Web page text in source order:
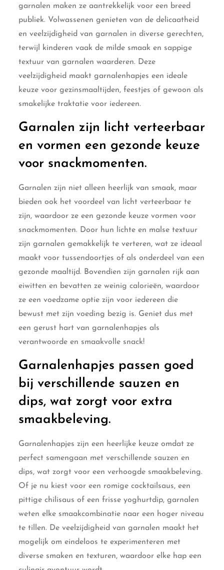
garnalen maken ze aantrekkelijk voor een breed
publiek. Volwassenen genieten van de delicaatheid
en veelzijdigheid van garnalen in diverse gerechten,
terwijl kinderen vaak de milde smaak en sappige
textuur van garnalen waarderen. Deze
veelzijdigheid maakt garnalenhapjes een ideale
keuze voor gezinsmaaltijden, feestjes of gewoon als
smakelijke traktatie voor iedereen.
Garnalen zijn licht verteerbaar
en vormen een gezonde keuze
voor snackmomenten.
Garnalen zijn niet alleen heerlijk van smaak, maar
bieden ook het voordeel van licht verteerbaar te
zijn, waardoor ze een gezonde keuze vormen voor
snackmomenten. Door hun lichte en malse textuur
zijn garnalen gemakkelijk te verteren, wat ze ideaal
maakt voor tussendoortjes of als onderdeel van een
gezonde maaltijd. Bovendien zijn garnalen rijk aan
eiwitten en bevatten ze weinig calorieën, waardoor
ze een voedzame optie zijn voor iedereen die
bewust met zijn voeding bezig is. Geniet dus met
een gerust hart van garnalenhapjes als
verantwoorde en smaakvolle snack!
Garnalenhapjes passen goed
bij verschillende sauzen en
dips, wat zorgt voor extra
smaakbeleving.
Garnalenhapjes zijn een heerlijke keuze omdat ze
perfect samengaan met verschillende sauzen en
dips, wat zorgt voor een verhoogde smaakbeleving.
Of je nu kiest voor een romige cocktailsaus, een
pittige chilisaus of een frisse yoghurtdip, garnalen
weten elke smaakcombinatie naar een hoger niveau
te tillen. De veelzijdigheid van garnalen maakt het
mogelijk om eindeloos te experimenteren met
diverse smaken en texturen, waardoor elke hap een